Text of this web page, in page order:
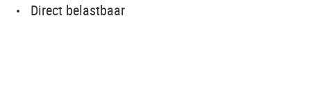
Direct belastbaar